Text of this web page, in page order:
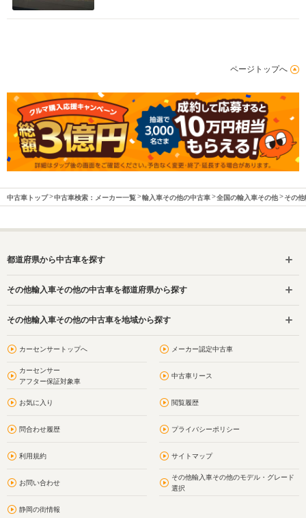
ページトップへ
中古車トップ 中古車検索：メーカー一覧 輸入車その他の中古車 全国の輸入車その他 その
都道府県から中古車を探す
その他輸入車その他の中古車を都道府県から探す
その他輸入車その他の中古車を地域から探す
カーセンサートップへ メーカー認定中古車
カーセンサー
アフター保証対象車
中古車リース
お気に入り 閲覧履歴
問合わせ履歴 プライバシーポリシー
利用規約 サイトマップ
お問い合わせ
その他輸入車その他のモデル・グレード
選択
静岡の街情報